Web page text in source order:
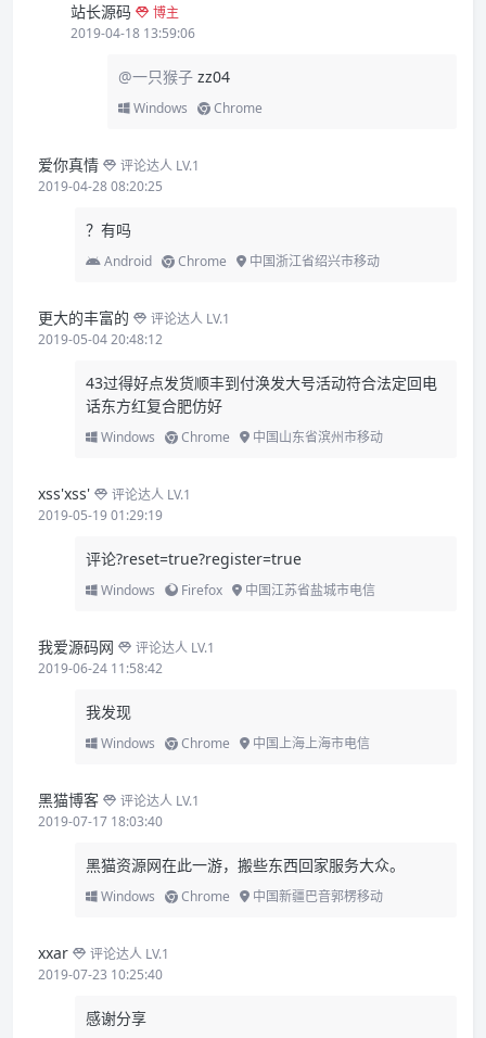
站长源码
博主
2019-04-18 13:59:06
@一只猴子 zz04
Windows Chrome
爱你真情
评论达人 LV.1
2019-04-28 08:20:25
？有吗
Android Chrome 中国浙江省绍兴市移动
更大的丰富的
评论达人 LV.1
2019-05-04 20:48:12
43过得好点发货顺丰到付涣发大号活动符合法定回电
话东方红复合肥仿好
Windows Chrome 中国山东省滨州市移动
xss'xss'
评论达人 LV.1
2019-05-19 01:29:19
评论?reset=true?register=true
Windows Firefox 中国江苏省盐城市电信
我爱源码网
评论达人 LV.1
2019-06-24 11:58:42
我发现
Windows Chrome 中国上海上海市电信
黑猫博客
评论达人 LV.1
2019-07-17 18:03:40
黑猫资源网在此一游，搬些东西回家服务大众。
Windows Chrome 中国新疆巴音郭楞移动
xxar
评论达人 LV.1
2019-07-23 10:25:40
感谢分享